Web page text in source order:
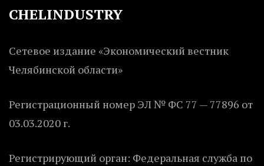
CHELINDUSTRY
Сетевое издание «Экономический вестник
Челябинской области»
Регистрационный номер ЭЛ № ФС 77 — 77896 от
03.03.2020 г.
Регистрирующий орган: Федеральная служба по